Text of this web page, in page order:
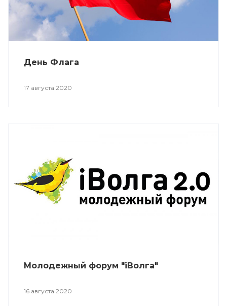
День Флага
17 августа 2020
Молодежный форум "iВолга"
16 августа 2020